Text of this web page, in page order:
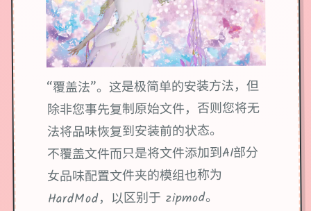
“覆盖法”。这是极简单的安装方法，但
除非您事先复制原始文件，否则您将无
法将品味恢复到安装前的状态。
不覆盖文件而只是将文件添加到AI部分
女品味配置文件夹的模组也称为
HardMod，以区别于 zipmod。